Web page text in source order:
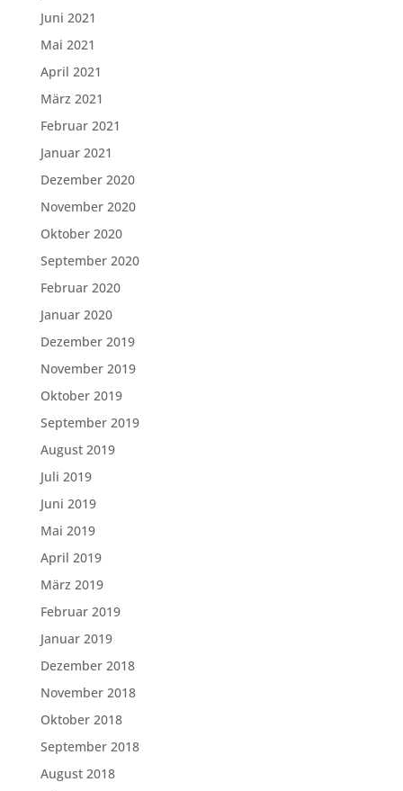
Juni 2021
Mai 2021
April 2021
März 2021
Februar 2021
Januar 2021
Dezember 2020
November 2020
Oktober 2020
September 2020
Februar 2020
Januar 2020
Dezember 2019
November 2019
Oktober 2019
September 2019
August 2019
Juli 2019
Juni 2019
Mai 2019
April 2019
März 2019
Februar 2019
Januar 2019
Dezember 2018
November 2018
Oktober 2018
September 2018
August 2018